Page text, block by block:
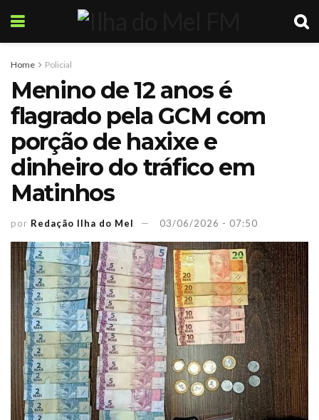
Home Policial
Menino de 12 anos é
flagrado pela GCM com
porção de haxixe e
dinheiro do tráfico em
Matinhos
por Redação Ilha do Mel 03/06/2026 - 07:50